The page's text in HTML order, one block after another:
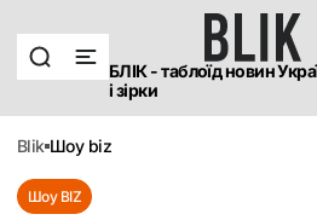
БЛІК - таблоїд новин
і зірки
blik шоу biz
Шоу BIZ